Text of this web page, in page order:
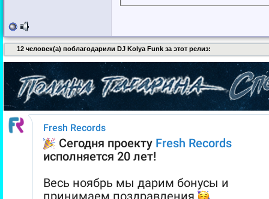
12 человек(а) поблагодарили DJ Kolya Funk за этот релиз: